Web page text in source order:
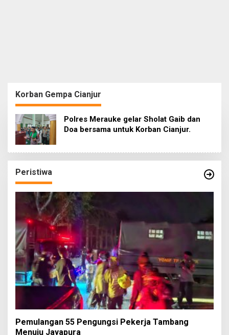
Korban Gempa Cianjur
Polres Merauke gelar Sholat Gaib dan
Doa bersama untuk Korban Cianjur.
Peristiwa
Pemulangan 55 Pengungsi Pekerja Tambang
Menuju Jayapura